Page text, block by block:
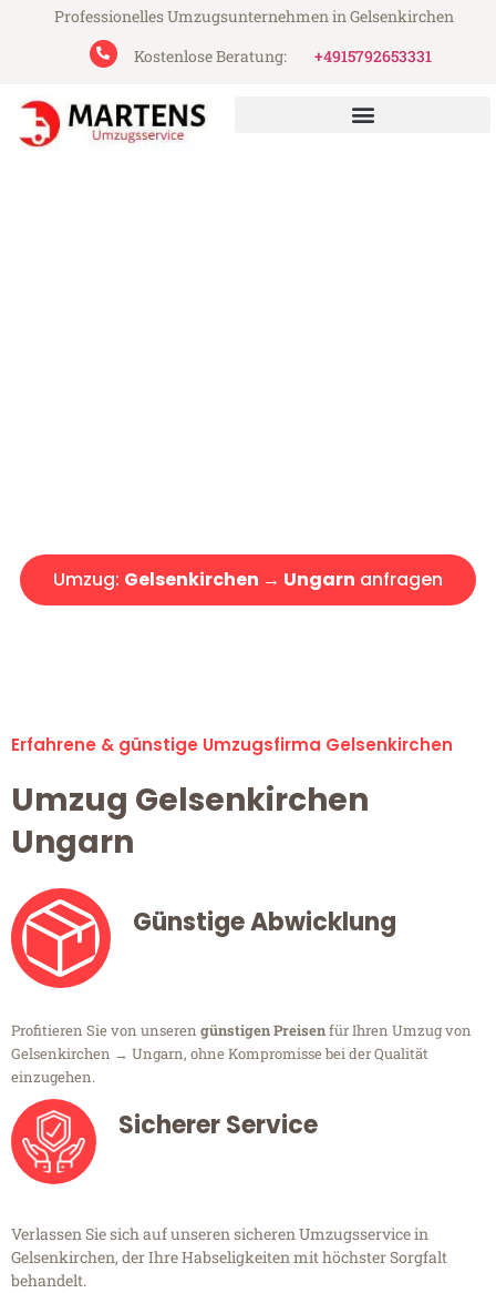
Professionelles Umzugsunternehmen in Gelsenkirchen
Kostenlose Beratung:
+4915792653331
Umzug: Gelsenkirchen → Ungarn anfragen
Erfahrene & günstige Umzugsfirma Gelsenkirchen
Umzug Gelsenkirchen
Ungarn
Günstige Abwicklung
Profitieren Sie von unseren günstigen Preisenfür Ihren Umzug von
Gelsenkirchen → Ungarn, ohne Kompromisse bei der Qualität
einzugehen.
Sicherer Service
Verlassen Sie sich auf unseren sicheren Umzugsservice in
Gelsenkirchen, der Ihre Habseligkeiten mit höchster Sorgfalt
behandelt.